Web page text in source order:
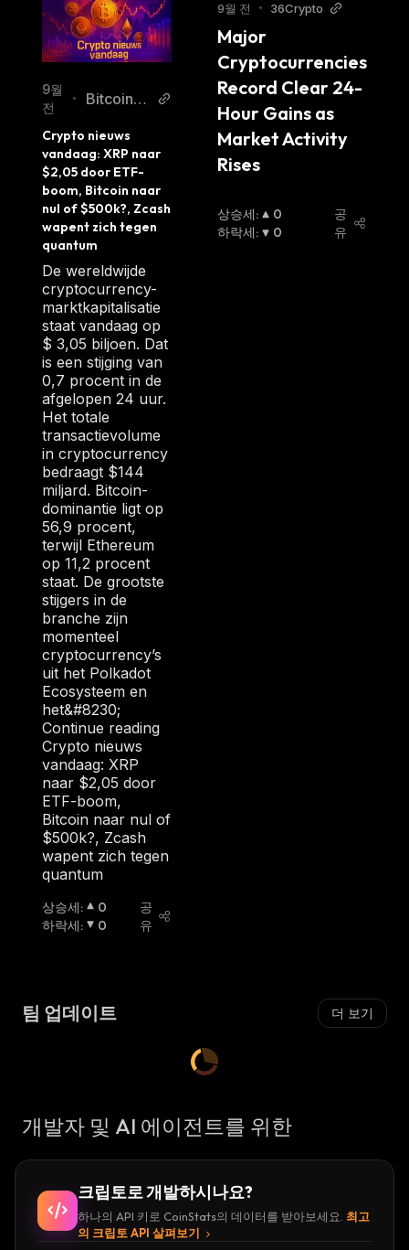
9월
전
•
Bitcoinm
nl
Crypto nieuws
vandaag: XRP naar
$2,05 door ETF-
boom, Bitcoin naar
nul of $500k?, Zcash
wapent zich tegen
quantum
De wereldwijde
cryptocurrency-
marktkapitalisatie
staat vandaag op
$ 3,05 biljoen. Dat
is een stijging van
0,7 procent in de
afgelopen 24 uur.
Het totale
transactievolume
in cryptocurrency
bedraagt $144
miljard. Bitcoin-
dominantie ligt op
56,9 procent,
terwijl Ethereum
op 11,2 procent
staat. De grootste
stijgers in de
branche zijn
momenteel
cryptocurrency’s
uit het Polkadot
Ecosysteem en
het&#8230;
Continue reading
Crypto nieuws
vandaag: XRP
naar $2,05 door
ETF-boom,
Bitcoin naar nul of
$500k?, Zcash
wapent zich tegen
quantum
상승세:
0
하락세: 0
공
유
9월 전 • 36Crypto
Major
Cryptocurrencies
Record Clear 24-
Hour Gains as
Market Activity
Rises
상승세:
0
하락세: 0
공
유
팀 업데이트 더 보기
개발자 및 AI 에이전트를 위한
크립토로 개발하시나요?
하나의 API 키로 CoinStats의 데이터를 받아보세요. 최고
의 크립토 API 살펴보기